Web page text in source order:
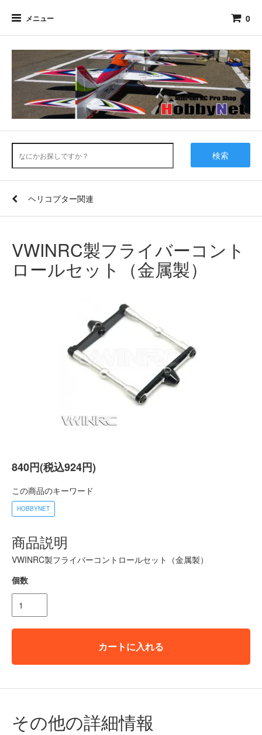
メニュー 0
検索
ヘリコプター関連
VWINRC製フライバーコント
ロールセット（金属製）
840円(税込924円)
この商品のキーワード
HOBBYNET
商品説明
VWINRC製フライバーコントロールセット（金属製）
個数
カートに入れる
その他の詳細情報